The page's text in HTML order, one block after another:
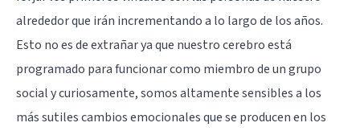
alrededor que irán incrementando a lo largo de los años.
Esto no es de extrañar ya que nuestro cerebro está
programado para funcionar como miembro de un grupo
social y curiosamente, somos altamente sensibles a los
más sutiles cambios emocionales que se producen en los